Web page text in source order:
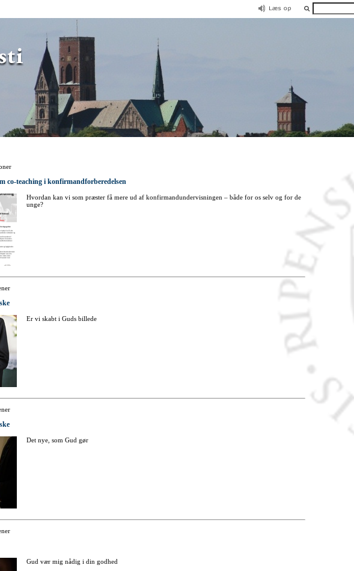
indholdet
co-teaching i konfirmandforberedelsen
Hvordan kan vi som præster få mere ud af konfirmandundervisningen – både for os selv og for de
unge?
Er vi skabt i Guds billede
Det nye, som Gud gør
Gud vær mig nådig i din godhed